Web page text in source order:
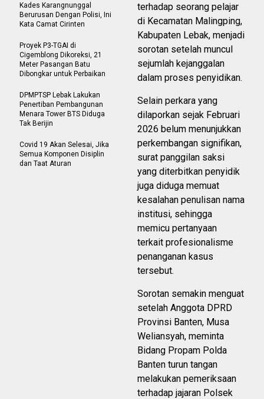
terhadap seorang pelajar
di Kecamatan Malingping,
Kabupaten Lebak, menjadi
sorotan setelah muncul
sejumlah kejanggalan
dalam proses penyidikan.
Selain perkara yang
dilaporkan sejak Februari
2026 belum menunjukkan
perkembangan signifikan,
surat panggilan saksi
yang diterbitkan penyidik
juga diduga memuat
kesalahan penulisan nama
institusi, sehingga
memicu pertanyaan
terkait profesionalisme
penanganan kasus
tersebut.
Sorotan semakin menguat
setelah Anggota DPRD
Provinsi Banten, Musa
Weliansyah, meminta
Bidang Propam Polda
Banten turun tangan
melakukan pemeriksaan
terhadap jajaran Polsek
Kades Karangnunggal
Berurusan Dengan Polisi, Ini
Kata Camat Cirinten
Proyek P3-TGAI di
Cigemblong Dikoreksi, 21
Meter Pasangan Batu
Dibongkar untuk Perbaikan
DPMPTSP Lebak Lakukan
Penertiban Pembangunan
Menara Tower BTS Diduga
Tak Berijin
Covid 19 Akan Selesai, Jika
Semua Komponen Disiplin
dan Taat Aturan